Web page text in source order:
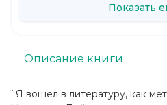
`Я вошел в литературу, как
Описание книги
Показать